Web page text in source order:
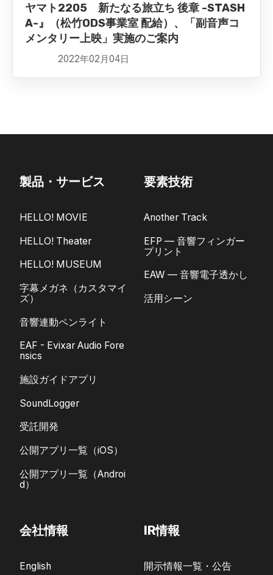
ヤマト2205 新たなる旅立ち 後章 -STASH
A-』（松竹ODS事業室 配給）、「副音声コ
メンタリー上映」実施のご案内
2022年02月04日
製品・サービス
HELLO! MOVIE
HELLO! Theater
HELLO! MUSEUM
字幕メガネ（カスタマイ
ズ）
音響連動ペンライト
EAF - Evixar Audio Fore
nsics
施設ガイドアプリ
SoundLogger
受託開発
公開アプリ一覧（iOS）
公開アプリ一覧（Androi
d）
要素技術
Another Track
EFP — 音響フィンガー
プリント
EAW — 音響電子透かし
活用シーン
会社情報
English
IR情報
開示情報一覧・公告